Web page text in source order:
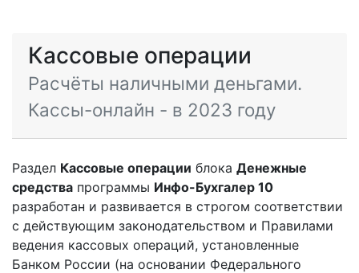
Кассовые операции
Расчёты наличными деньгами.
Кассы-онлайн - в 2023 году
Раздел Кассовые операции блока Денежные
средства программы Инфо-Бухгалер 10
разработан и развивается в строгом соответствии
с действующим законодательством и Правилами
ведения кассовых операций, установленные
Банком России (на основании Федерального